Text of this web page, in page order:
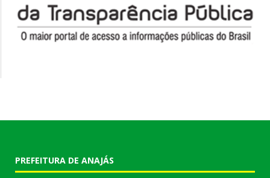
PREFEITURA DE ANAJÁS